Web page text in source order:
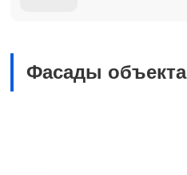
Фасады объекта